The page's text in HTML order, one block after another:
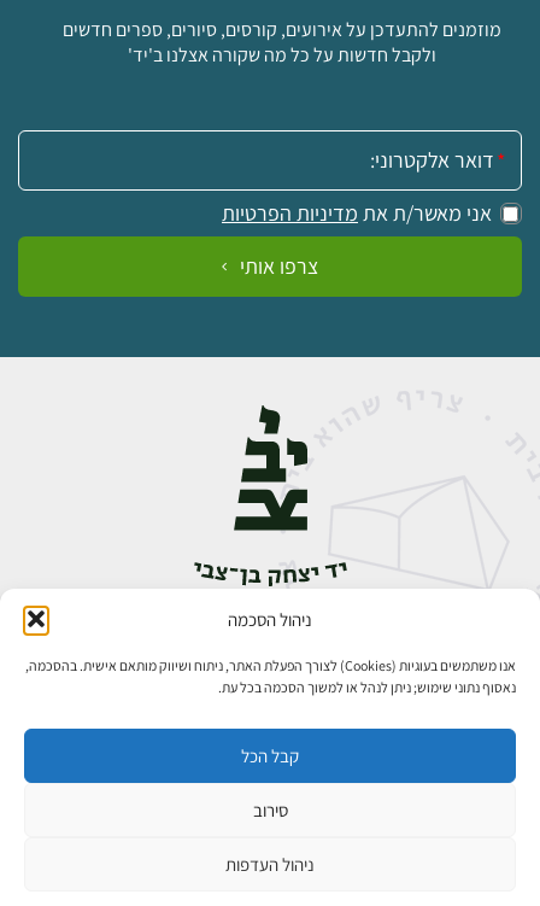
ניהול הסכמה
אנו משתמשים בעוגיות (Cookies) לצורך הפעלת האתר, ניתוח ושיווק מותאם אישית. בהסכמה,
נאסוף נתוני שימוש; ניתן לנהל או למשוך הסכמה בכל עת.
קבל הכל
סירוב
ניהול העדפות
מוזמנים להתעדכן על אירועים, קורסים, סיורים, ספרים חדשים
ולקבל חדשות על כל מה שקורה אצלנו ב'יד'
אימייל:
אני מאשר/ת את מדיניות הפרטיות
צרפו אותי
אבן גבירול 14, רחביה, ירושלים
פיתוח אתרים